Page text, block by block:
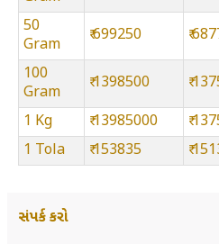
50
Gram
₹ 699250 ₹
100
Gram
₹ 1398500 ₹
1 Kg ₹ 13985000 ₹
1 Tola
₹ 153835 ₹
સંપર્ક કરો